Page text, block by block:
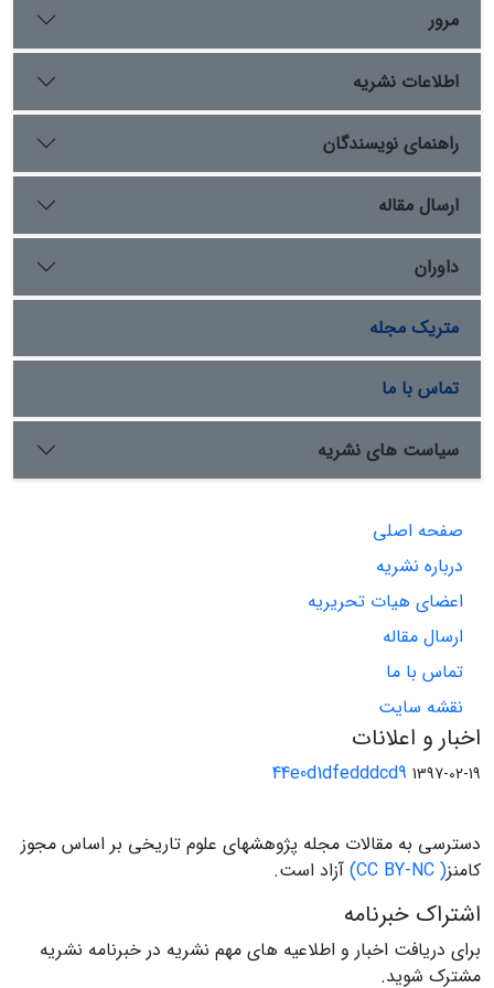
مرور
اطلاعات نشریه
راهنمای نویسندگان
ارسال مقاله
داوران
متریک مجله
تماس با ما
سیاست های نشریه
صفحه اصلی
درباره نشریه
اعضای هیات تحریریه
ارسال مقاله
تماس با ما
نقشه سایت
اخبار و اعلانات
44e0d1dfedddcd9 1397-02-19
دسترسی به مقالات مجله پژوهشهای علوم تاریخی بر اساس مجوز
کامنز( CC BY-NC) آزاد است.
اشتراک خبرنامه
برای دریافت اخبار و اطلاعیه های مهم نشریه در خبرنامه نشریه
مشترک شوید.